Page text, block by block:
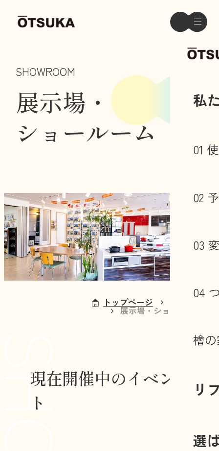
私
01
02
03
04
檜
リ
選
SHOWROOM
展示場・
ショールーム
トップページ
展示場・ショールーム
現在開催中のイベン
ト